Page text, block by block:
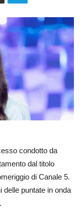
condotto da
dal titolo
di Canale 5.
delle puntate in onda
.